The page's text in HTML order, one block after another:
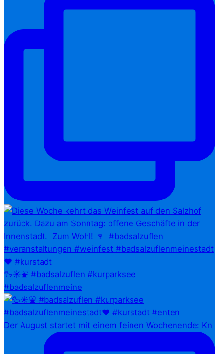
🦆☀️⛲ #badsalzuflen #kurparksee
#badsalzuflenmeine
Der August startet mit einem feinen Wochenende: Kn